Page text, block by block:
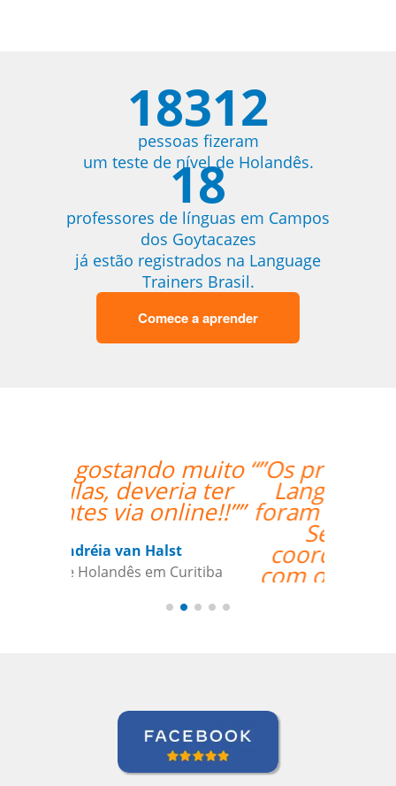
18312
pessoas fizeram
um teste de nível de Holandês.
18
professores de línguas em Campos
dos Goytacazes
já estão registrados na Language
Trainers Brasil.
Comece a aprender
“”Os procedimentos da
Language Trainers
foram bastante fáceis.
coordenar as aulas
com o professor que
tem relativa autonomia
foi uma grande ajuda.””